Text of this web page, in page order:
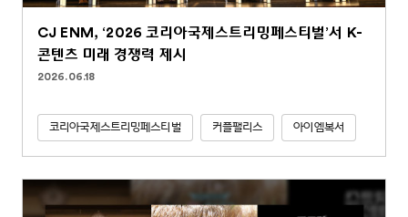
CJ ENM, ‘2026 코리아국제스트리밍페스티벌’서 K-
콘텐츠 미래 경쟁력 제시
2026.06.18
코리아국제스트리밍페스티벌 커플팰리스 아이엠복서